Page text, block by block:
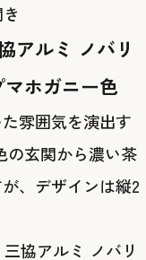
アルミ ノバリ
ホガニー色
雰囲気を演出す
の玄関から濃い茶
、デザインは縦2